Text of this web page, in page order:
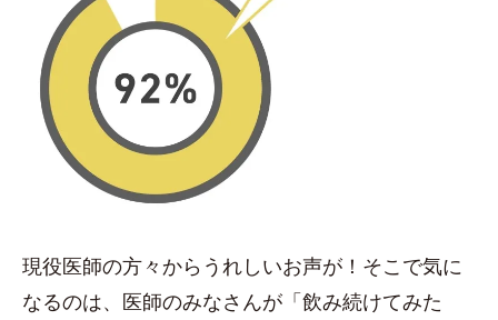
現役医師の方々からうれしいお声が！そこで気に
なるのは、医師のみなさんが「飲み続けてみた